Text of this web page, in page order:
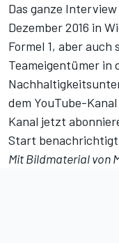
Das ganze
Dezember 2016 in
Formel 1, aber auch
Teameigentümer in
dem YouTube-
Kanal jetzt
Start
Mit Bildmaterial von